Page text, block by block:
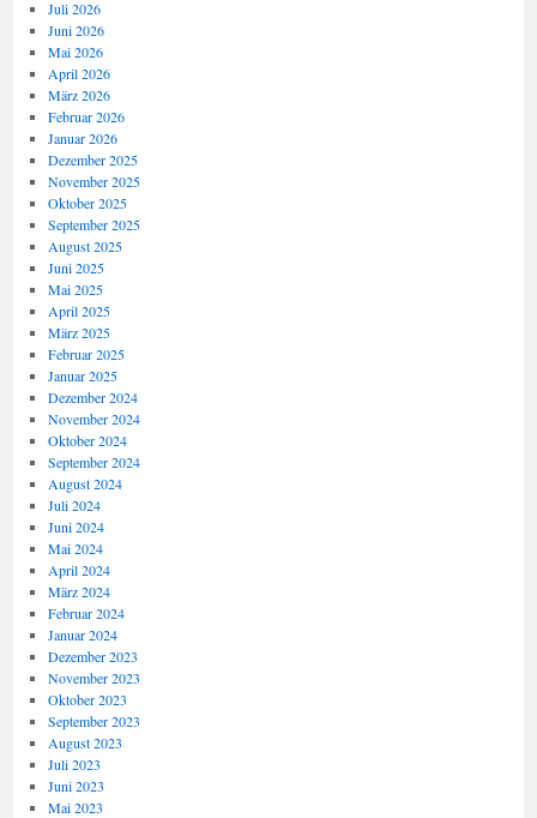
Juli 2026
Juni 2026
Mai 2026
April 2026
März 2026
Februar 2026
Januar 2026
Dezember 2025
November 2025
Oktober 2025
September 2025
August 2025
Juni 2025
Mai 2025
April 2025
März 2025
Februar 2025
Januar 2025
Dezember 2024
November 2024
Oktober 2024
September 2024
August 2024
Juli 2024
Juni 2024
Mai 2024
April 2024
März 2024
Februar 2024
Januar 2024
Dezember 2023
November 2023
Oktober 2023
September 2023
August 2023
Juli 2023
Juni 2023
Mai 2023